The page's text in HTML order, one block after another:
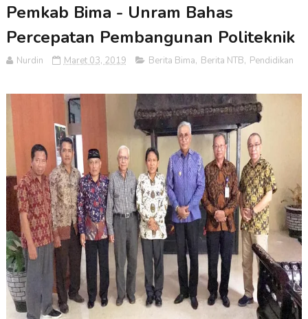
Pemkab Bima - Unram Bahas
Percepatan Pembangunan Politeknik
Nurdin Maret 03, 2019 Berita Bima, Berita NTB, Pendidikan